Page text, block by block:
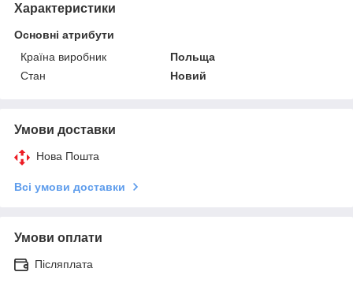
Характеристики
Основні атрибути
Країна виробник
Польща
Стан
Новий
Умови доставки
Нова Пошта
Всі умови доставки
Умови оплати
Післяплата